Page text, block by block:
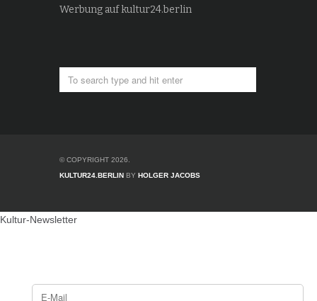
Werbung auf kultur24.berlin
© COPYRIGHT 2026.
KULTUR24.BERLINBY HOLGER JACOBS
Kultur-Newsletter